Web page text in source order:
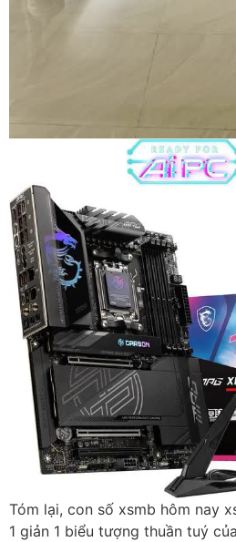
Tóm lại, con số xsmb hôm nay
1 giản 1 biểu tượng thuần tuý